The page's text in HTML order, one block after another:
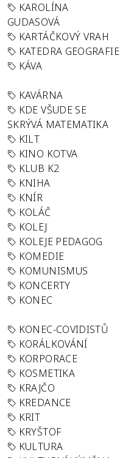
KAROLÍNA
GUDASOVÁ
KARTÁČKOVÝ VRAH
KATEDRA GEOGRAFIE
KÁVA
KAVÁRNA
KDE VŠUDE SE
SKRÝVÁ MATEMATIKA
KILT
KINO KOTVA
KLUB K2
KNIHA
KNÍR
KOLÁČ
KOLEJ
KOLEJE PEDAGOG
KOMEDIE
KOMUNISMUS
KONCERTY
KONEC
KONEC-COVIDISTŮ
KORÁLKOVÁNÍ
KORPORACE
KOSMETIKA
KRAJČO
KREDANCE
KRIT
KRYŠTOF
KULTURA